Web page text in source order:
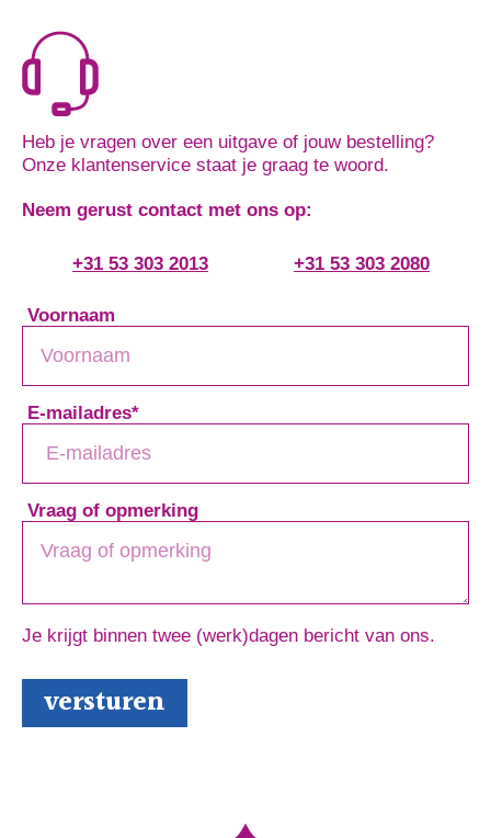
Heb je vragen over een uitgave of jouw bestelling?
Onze klantenservice staat je graag te woord.
Neem gerust contact met ons op:
+31 53 303 2013 +31 53 303 2080
Voornaam
E-mailadres*
Vraag of opmerking
Je krijgt binnen twee (werk)dagen bericht van ons.